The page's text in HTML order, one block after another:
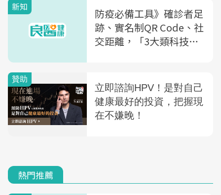
新知
防疫必備工具》確診者足
跡、實名制QR Code、社
交距離，「3大類科技防
熱門推薦